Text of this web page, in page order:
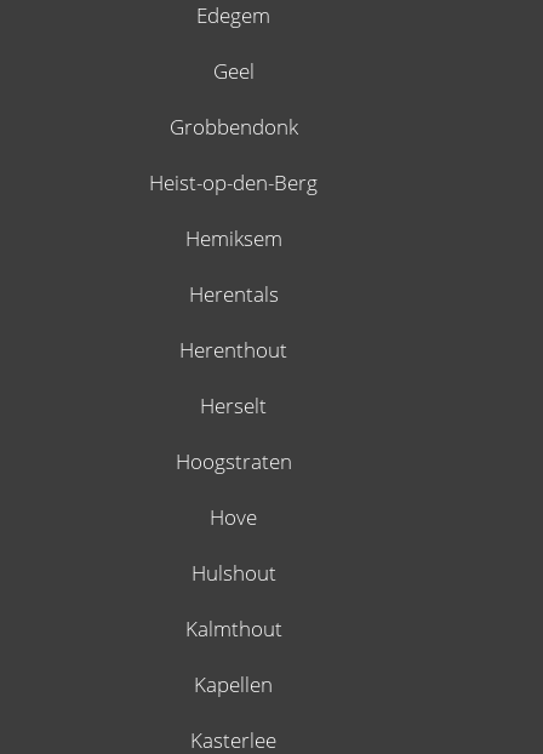
Edegem
Geel
Grobbendonk
Heist-op-den-Berg
Hemiksem
Herentals
Herenthout
Herselt
Hoogstraten
Hove
Hulshout
Kalmthout
Kapellen
Kasterlee